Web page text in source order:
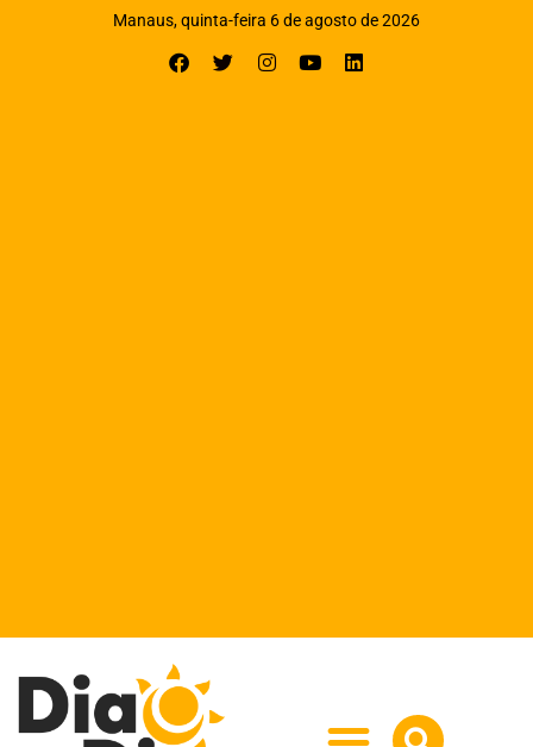
Manaus, quinta-feira 6 de agosto de 2026